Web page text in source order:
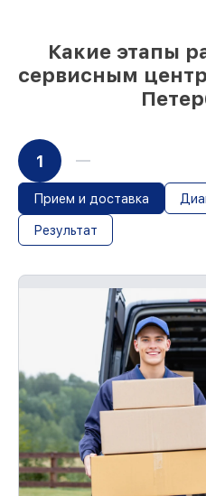
Какие этапы
сервисным
1
Прием и доставка
Результат